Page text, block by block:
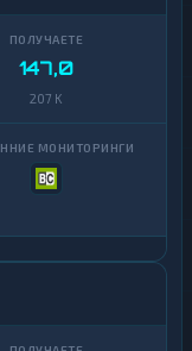
147,0
207 K